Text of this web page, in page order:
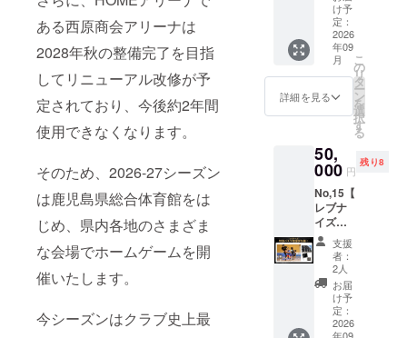
ある西原商会アリーナは
2028年秋の整備完了を目指
してリニューアル改修が予
定されており、今後約2年間
使用できなくなります。
そのため、2026-27シーズン
は鹿児島県総合体育館をは
じめ、県内各地のさまざま
な会場でホームゲームを開
催いたします。
今シーズンはクラブ史上最
ゴス
テッ
カー
（サイ
ズ：横
縦
8cm）
象）：9
月12日
(土)】
・試合
入場エ
スコー
ト 推し
選手と
へ入場
し、試
合前の
熱気を
間近で
体感！
さら
に、入
場後は
チーム
ハドル
に参加
し、選
け予
定：
2026
年09
月
詳細を見る
こ
の
リ
タ
ー
ン
を
選
択
す
る
50,
000 円
残り8
No,15【
レブナ
イズ特
別バス
ケ教室
ペア参
加権】
・バス
ケ教室
ペア参
支援
者：
2人
お届
け予
定：
2026